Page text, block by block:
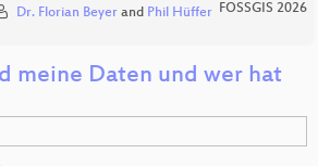
Dr. Florian Beyerand Phil Hüffer FOSSGIS 2026
meine Daten und wer hat